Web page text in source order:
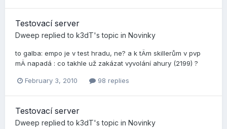
Testovací­ server
Dweep replied to k3dT's topic in Novinky
to galba: empo je v test hradu, ne? a k tÄm skillerům v pvp
mÄ napadá : co takhle už zakázat vyvolání­ ahury (2199) ?
February 3, 2010 98 replies
Testovací­ server
Dweep replied to k3dT's topic in Novinky